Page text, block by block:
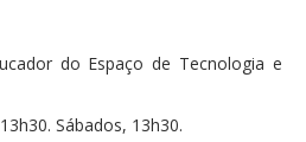
do Espaço de Tecnologia e
Sábados, 13h30.